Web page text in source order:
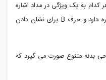
به یک ویژگی در مداد اشاره
دارد و حرف B برای نشان دادن
بدنه متنوع صورت می گیرد که